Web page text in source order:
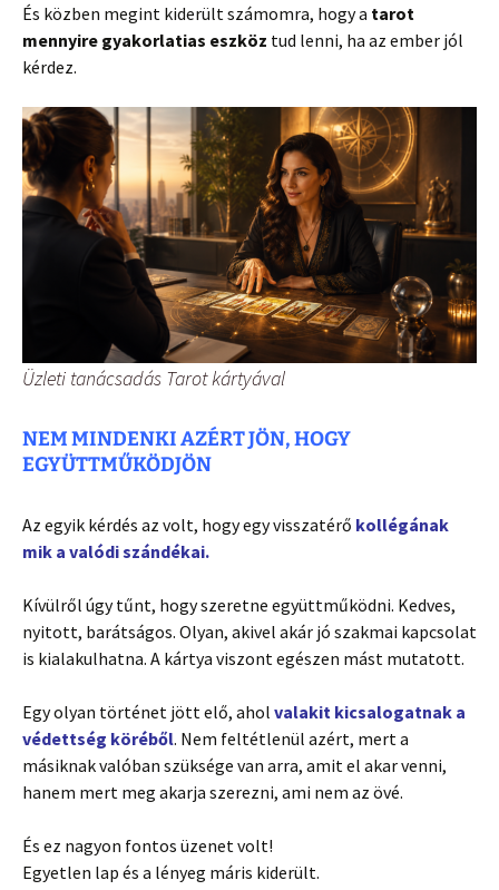
És közben megint kiderült számomra, hogy a tarot
mennyire gyakorlatias eszköz tud lenni, ha az ember jól
kérdez.
Üzleti tanácsadás Tarot kártyával
NEM MINDENKI AZÉRT JÖN, HOGY
EGYÜTTMŰKÖDJÖN
Az egyik kérdés az volt, hogy egy visszatérő kollégának
mik a valódi szándékai.
Kívülről úgy tűnt, hogy szeretne együttműködni. Kedves,
nyitott, barátságos. Olyan, akivel akár jó szakmai kapcsolat
is kialakulhatna. A kártya viszont egészen mást mutatott.
Egy olyan történet jött elő, ahol valakit kicsalogatnak a
védettség köréből. Nem feltétlenül azért, mert a
másiknak valóban szüksége van arra, amit el akar venni,
hanem mert meg akarja szerezni, ami nem az övé.
És ez nagyon fontos üzenet volt!
Egyetlen lap és a lényeg máris kiderült.